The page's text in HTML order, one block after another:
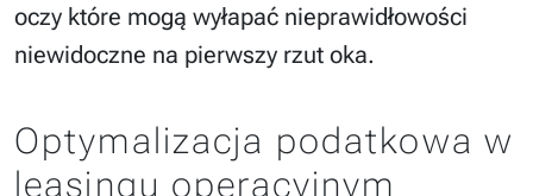
oczy które mogą wyłapać nieprawidłowości
niewidoczne na pierwszy rzut oka.
Optymalizacja podatkowa w
leasingu operacyjnym